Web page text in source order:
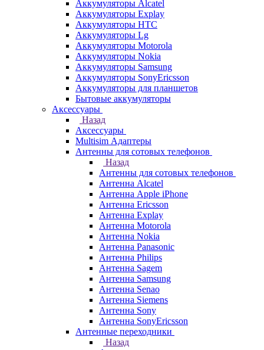
Аккумуляторы Alcatel
Аккумуляторы Explay
Аккумуляторы HTC
Аккумуляторы Lg
Аккумуляторы Motorola
Аккумуляторы Nokia
Аккумуляторы Samsung
Аккумуляторы SonyEricsson
Аккумуляторы для планшетов
Бытовые аккумуляторы
Аксессуары
Назад
Аксессуары
Multisim Адаптеры
Антенны для сотовых телефонов
Назад
Антенны для сотовых телефонов
Антенна Alcatel
Антенна Apple iPhone
Антенна Ericsson
Антенна Explay
Антенна Motorola
Антенна Nokia
Антенна Panasonic
Антенна Philips
Антенна Sagem
Антенна Samsung
Антенна Senao
Антенна Siemens
Антенна Sony
Антенна SonyEricsson
Антенные переходники
Назад